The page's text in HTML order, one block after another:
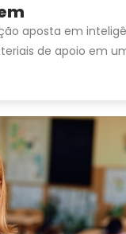
aposta em
de apoio em